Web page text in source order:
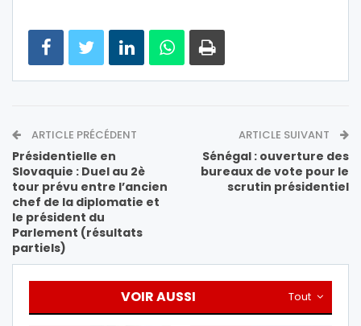
ARTICLE PRÉCÉDENT
Présidentielle en
Slovaquie : Duel au 2è
tour prévu entre l’ancien
chef de la diplomatie et
le président du
Parlement (résultats
partiels)
ARTICLE SUIVANT
Sénégal : ouverture des
bureaux de vote pour le
scrutin présidentiel
Tout
VOIR AUSSI